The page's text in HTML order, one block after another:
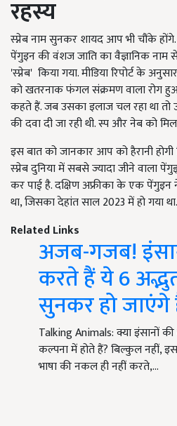
रहस्य
स्प्नेब नाम सुनकर शायद आप भी चौंके
पेंगुइन की वंशज जाति का वैज्ञानिक नाम
'स्प्नेब' किया गया. मीडिया रिपोर्ट के
को खतरनाक फंगल संक्रमण वाला रोग
कहते हैं. जब उसका इलाज चल रहा था तो
की दवा दी जा रही थी. स्प और नेब को
इस बात को जानकार आप को हैरानी
स्प्नेब दुनिया में सबसे ज्यादा जीने वाला
कर पाई है. दक्षिण अफ्रीका के एक पेंगुइन
था, जिसका देहांत साल 2023 में हो गया था.
Related Links
अजब-गजब!
करते हैं ये 6
सुनकर हो जाएंगे
Talking Animals: क्या इंसानों
कल्पना में होते हैं? बिल्कुल नहीं,
भाषा की नकल ही नहीं करते,…